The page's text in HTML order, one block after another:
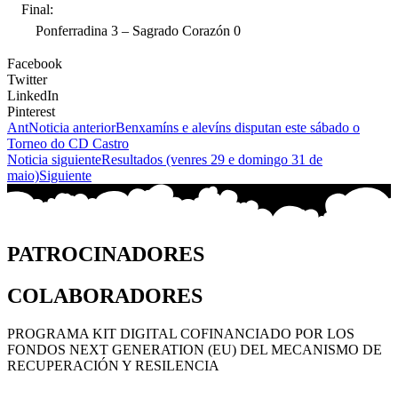
Final:
Ponferradina 3 – Sagrado Corazón 0
Facebook
Twitter
LinkedIn
Pinterest
AntNoticia anteriorBenxamíns e alevíns disputan este sábado o
Torneo do CD Castro
Noticia siguienteResultados (venres 29 e domingo 31 de
maio)Siguiente
PATROCINADORES
COLABORADORES
PROGRAMA KIT DIGITAL COFINANCIADO POR LOS
FONDOS NEXT GENERATION (EU) DEL MECANISMO DE
RECUPERACIÓN Y RESILENCIA